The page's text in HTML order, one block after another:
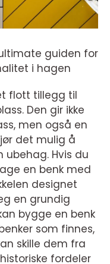
guiden for
i hagen
flott tillegg til
Den gir ikke
men også en
det mulig å
Hvis du
en benk med
designet
en grundig
bygge en benk
som finnes,
skille dem fra
fordeler